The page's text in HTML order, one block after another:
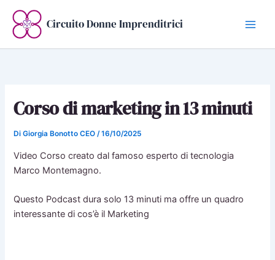
contenuto
Circuito Donne Imprenditrici
Corso di marketing in 13 minuti
DiGiorgia Bonotto CEO/16/10/2025
Video Corso creato dal famoso esperto di tecnologia
Marco Montemagno.
Questo Podcast dura solo 13 minuti ma offre un quadro
interessante di cos’è il Marketing